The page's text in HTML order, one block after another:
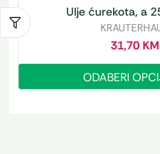
Ulje ćurekota, a
31,70 KM
ODABERI